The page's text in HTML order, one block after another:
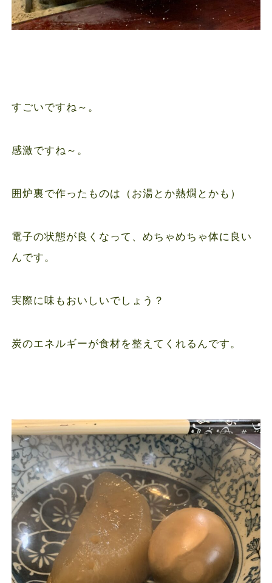
すごいですね～。
感激ですね～。
囲炉裏で作ったものは（お湯とか熱燗とかも）
電子の状態が良くなって、めちゃめちゃ体に良い
んです。
実際に味もおいしいでしょう？
炭のエネルギーが食材を整えてくれるんです。